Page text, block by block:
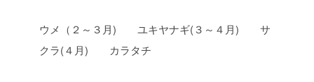
ウメ（２～３月) ユキヤナギ(３～４月) サ
クラ(４月) カラタチ